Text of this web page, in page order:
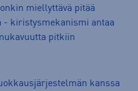
miellyttävä pitää
- kiristysmekanismi antaa
pitkiin
kanssa